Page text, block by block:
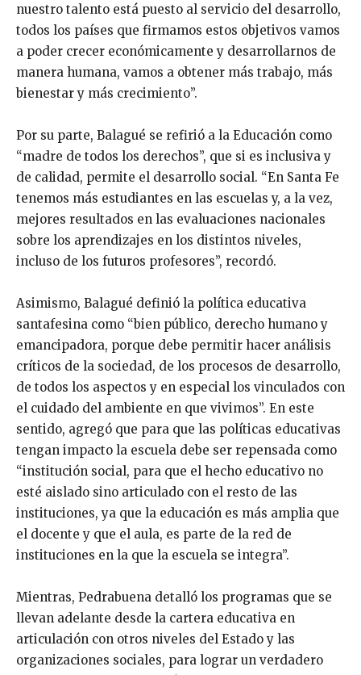
nuestro talento está puesto al servicio del desarrollo,
todos los países que firmamos estos objetivos vamos
a poder crecer económicamente y desarrollarnos de
manera humana, vamos a obtener más trabajo, más
bienestar y más crecimiento”.
Por su parte, Balagué se refirió a la Educación como
“madre de todos los derechos”, que si es inclusiva y
de calidad, permite el desarrollo social. “En Santa Fe
tenemos más estudiantes en las escuelas y, a la vez,
mejores resultados en las evaluaciones nacionales
sobre los aprendizajes en los distintos niveles,
incluso de los futuros profesores”, recordó.
Asimismo, Balagué definió la política educativa
santafesina como “bien público, derecho humano y
emancipadora, porque debe permitir hacer análisis
críticos de la sociedad, de los procesos de desarrollo,
de todos los aspectos y en especial los vinculados con
el cuidado del ambiente en que vivimos”. En este
sentido, agregó que para que las políticas educativas
tengan impacto la escuela debe ser repensada como
“institución social, para que el hecho educativo no
esté aislado sino articulado con el resto de las
instituciones, ya que la educación es más amplia que
el docente y que el aula, es parte de la red de
instituciones en la que la escuela se integra”.
Mientras, Pedrabuena detalló los programas que se
llevan adelante desde la cartera educativa en
articulación con otros niveles del Estado y las
organizaciones sociales, para lograr un verdadero